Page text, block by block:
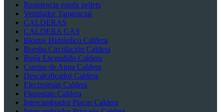
Resistencia estufa pellets
Ventilador Tangencial
CALDERAS
CALDERA GAS
Bloque Hidráulico Caldera
Bomba Circulación Caldera
Bujía Encendido Caldera
Cuerpo de Agua Caldera
Descalcificador Caldera
Electroimán Caldera
Flusostato Caldera
Intercambiador Placas Caldera